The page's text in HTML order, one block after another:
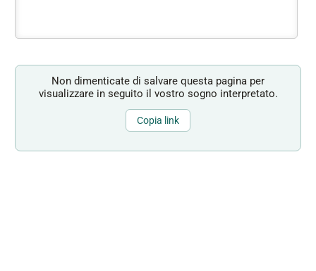
Non dimenticate di salvare questa pagina per
visualizzare in seguito il vostro sogno interpretato.
Copia link